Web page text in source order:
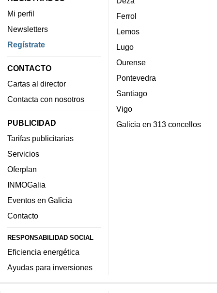
Mi perfil
Newsletters
Regístrate
CONTACTO
Cartas al director
Contacta con nosotros
PUBLICIDAD
Tarifas publicitarias
Servicios
Oferplan
INMOGalia
Eventos en Galicia
Contacto
RESPONSABILIDAD SOCIAL
Eficiencia energética
Ayudas para inversiones
Ferrol
Lemos
Lugo
Ourense
Pontevedra
Santiago
Vigo
Galicia en 313 concellos